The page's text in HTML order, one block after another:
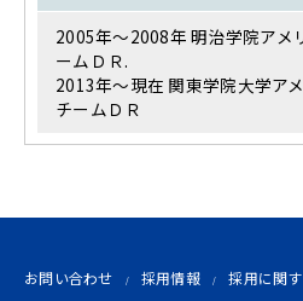
2005年～2008年 明治学院アメ
ームＤＲ.
2013年～現在 関東学院大学ア
チームＤＲ
お問い合わせ 採用情報
採用に関